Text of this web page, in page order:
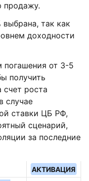
продажу.
так как
доходности
от 3-5
получить
счет роста
случае
ставки ЦБ РФ,
сценарий,
за последние
АКТИВАЦИЯ